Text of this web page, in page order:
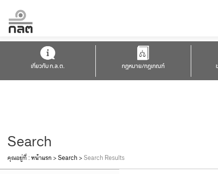
เกี่ยวกับ ก.ล.ต. กฎหมาย/กฎเกณฑ์
Search
คุณอยู่ที่ :หน้าแรก >Search >Search Results